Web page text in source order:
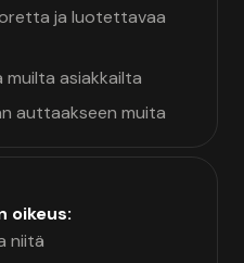
ja luotettavaa
muilta asiakkailta
auttaakseen muita
oikeus:
niitä